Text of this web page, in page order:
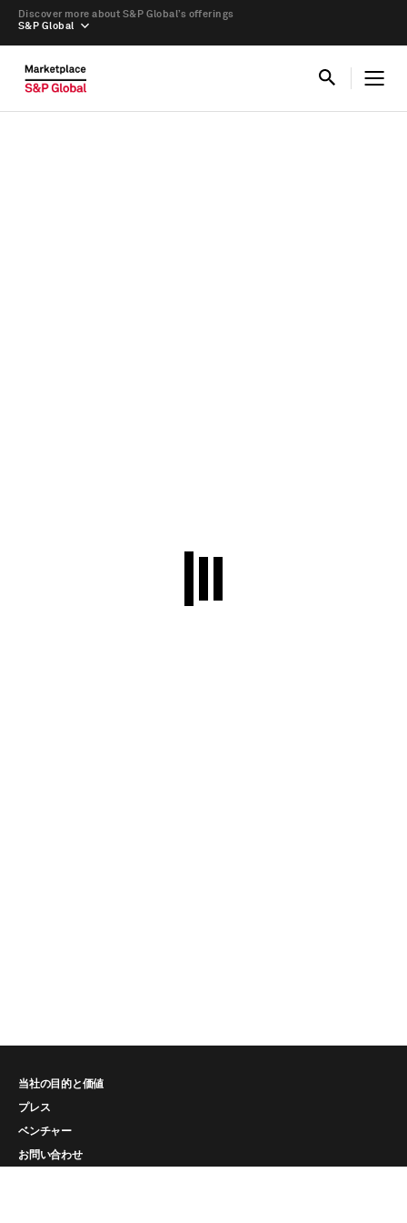
S&P Global
Discover more about S&P Global’s offerings
当社の目的と価値
プレス
ベンチャー
お問い合わせ